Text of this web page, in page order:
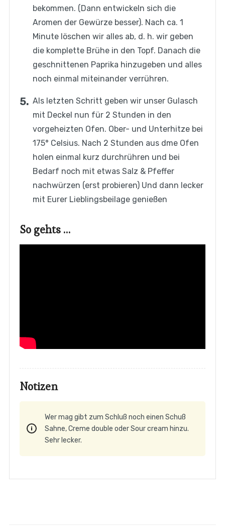
bekommen. (Dann entwickeln sich die
Aromen der Gewürze besser). Nach ca. 1
Minute löschen wir alles ab, d. h. wir geben
die komplette Brühe in den Topf. Danach die
geschnittenen Paprika hinzugeben und alles
noch einmal miteinander verrühren.
Als letzten Schritt geben wir unser Gulasch
mit Deckel nun für 2 Stunden in den
vorgeheizten Ofen. Ober- und Unterhitze bei
175° Celsius. Nach 2 Stunden aus dme Ofen
holen einmal kurz durchrühren und bei
Bedarf noch mit etwas Salz & Pfeffer
nachwürzen (erst probieren) Und dann lecker
mit Eurer Lieblingsbeilage genießen
So gehts …
Notizen
Wer mag gibt zum Schluß noch einen Schuß
Sahne, Creme double oder Sour cream hinzu.
Sehr lecker.